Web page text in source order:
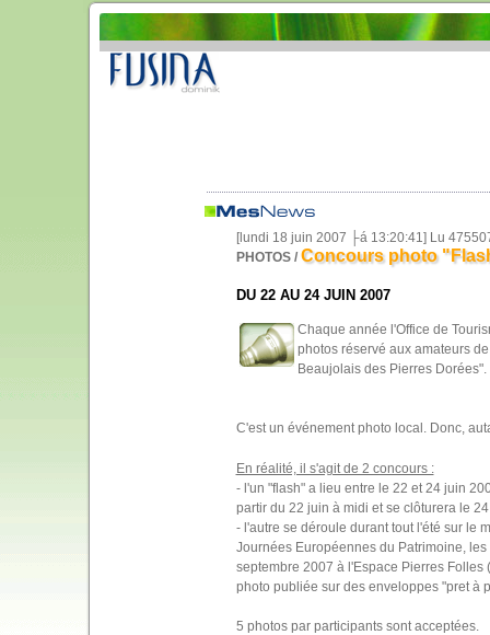
[lundi 18 juin 2007 ├á 13:20:41] Lu
PHOTOS / Concours photo
DU 22 AU 24 JUIN 2007
Chaque année l'Office de
photos réservé aux amateurs
Beaujolais des Pierres Dorées".
C'est un événement photo local. Donc,
En réalité, il s'agit de 2 concours :
- l'un "flash" a lieu entre le 22 et 24 juin
partir du 22 juin à midi et se clôturera le
- l'autre se déroule durant tout l'été sur le
Journées Européennes du Patrimoine,
septembre 2007 à l'Espace Pierres
photo publiée sur des enveloppes "pret à
5 photos par participants sont acceptées.